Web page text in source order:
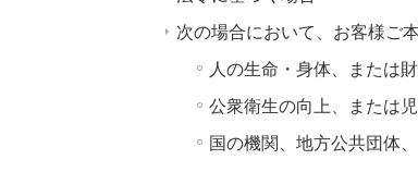
次の場合において、お客様ご
人の生命・身体、または
公衆衛生の向上、または
国の機関、地方公共団体